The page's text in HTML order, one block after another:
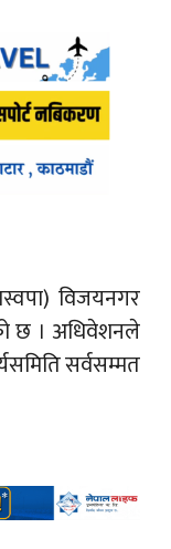
विजयनगर
छ । अधिवेशनले
सर्वसम्मत